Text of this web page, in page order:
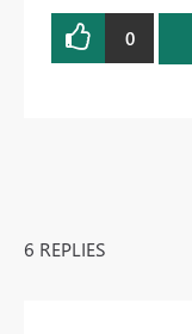
0
6 REPLIES